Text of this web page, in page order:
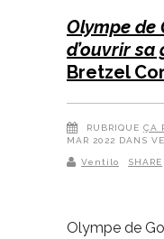
Olympe de
d’ouvrir sa
Bretzel
RUBRIQUE ÇA
MAR 2022 DANS
Ventilo SHARE
Olympe de